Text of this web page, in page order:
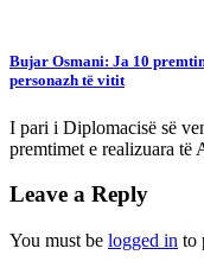
Bujar Osmani: Ja 10
personazh të vitit
I pari i Diplomacisë së
premtimet e realizuara
Leave a Reply
You must be logged in to